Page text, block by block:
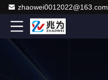
zhaowei0012022@163.com